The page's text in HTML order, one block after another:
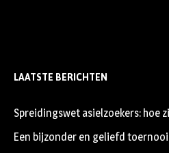
LAATSTE BERICHTEN
Spreidingswet asielzoekers: hoe
Een bijzonder en geliefd toernooi